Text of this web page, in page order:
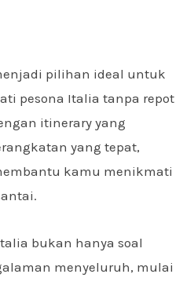
pilihan ideal untuk
pesona Italia tanpa repot
itinerary yang
yang tepat,
kamu menikmati
bukan hanya soal
menyeluruh, mulai